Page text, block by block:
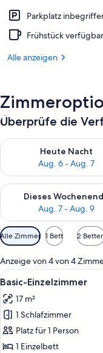
Parkplatz
Frühstück verfügbar
Alle anzeigen
Überprüfe die
Heute Nacht
Aug. 6 - Aug. 7
Überprüfe die
Dieses
Aug. 7 - Aug. 9
Überprüfe die
Verfügbare
Filter
für
Zimmer
Alle Zimmer 1 Bett 2
Anzeige von 4 von 4
Alle
Fotos
für
Basic-
Einzelzimmer
anzeigen
3
Basic-Einzelzimmer
17 m²
1 Schlafzimmer
Platz für 1 Person
1 Einzelbett